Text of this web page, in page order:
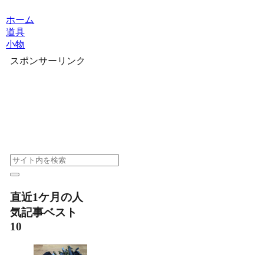
ホーム
道具
小物
スポンサーリンク
直近1ケ月の人
気記事ベスト
10